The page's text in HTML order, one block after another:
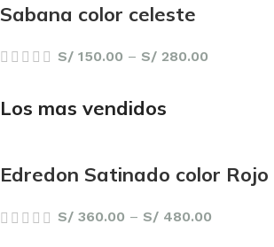
Sabana color celeste
S/ 150.00 – S/ 280.00
Los mas vendidos
Edredon Satinado color Rojo
S/ 360.00 – S/ 480.00